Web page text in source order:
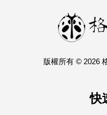
版權所有 © 2026
快